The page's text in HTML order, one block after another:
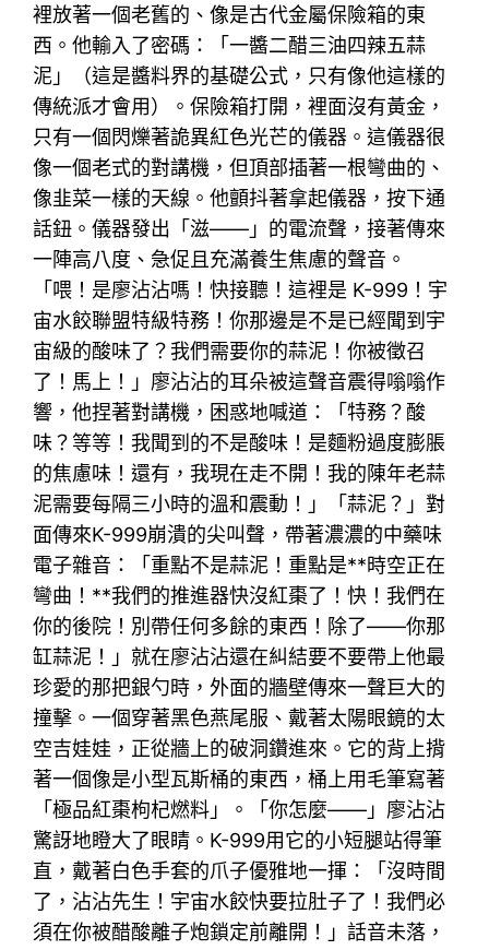
裡放著一個老舊的、像是古代金屬保險箱的東
西。他輸入了密碼：「一醬二醋三油四辣五蒜
泥」（這是醬料界的基礎公式，只有像他這樣的
傳統派才會用）。保險箱打開，裡面沒有黃金，
只有一個閃爍著詭異紅色光芒的儀器。這儀器很
像一個老式的對講機，但頂部插著一根彎曲的、
像韭菜一樣的天線。他顫抖著拿起儀器，按下通
話鈕。儀器發出「滋——」的電流聲，接著傳來
一陣高八度、急促且充滿養生焦慮的聲音。
「喂！是廖沾沾嗎！快接聽！這裡是 K-999！宇
宙水餃聯盟特級特務！你那邊是不是已經聞到宇
宙級的酸味了？我們需要你的蒜泥！你被徵召
了！馬上！」廖沾沾的耳朵被這聲音震得嗡嗡作
響，他捏著對講機，困惑地喊道：「特務？酸
味？等等！我聞到的不是酸味！是麵粉過度膨脹
的焦慮味！還有，我現在走不開！我的陳年老蒜
泥需要每隔三小時的溫和震動！」「蒜泥？」對
面傳來K-999崩潰的尖叫聲，帶著濃濃的中藥味
電子雜音：「重點不是蒜泥！重點是**時空正在
彎曲！**我們的推進器快沒紅棗了！快！我們在
你的後院！別帶任何多餘的東西！除了——你那
缸蒜泥！」就在廖沾沾還在糾結要不要帶上他最
珍愛的那把銀勺時，外面的牆壁傳來一聲巨大的
撞擊。一個穿著黑色燕尾服、戴著太陽眼鏡的太
空吉娃娃，正從牆上的破洞鑽進來。它的背上揹
著一個像是小型瓦斯桶的東西，桶上用毛筆寫著
「極品紅棗枸杞燃料」。「你怎麼——」廖沾沾
驚訝地瞪大了眼睛。K-999用它的小短腿站得筆
直，戴著白色手套的爪子優雅地一揮：「沒時間
了，沾沾先生！宇宙水餃快要拉肚子了！我們必
須在你被醋酸離子炮鎖定前離開！」話音未落，